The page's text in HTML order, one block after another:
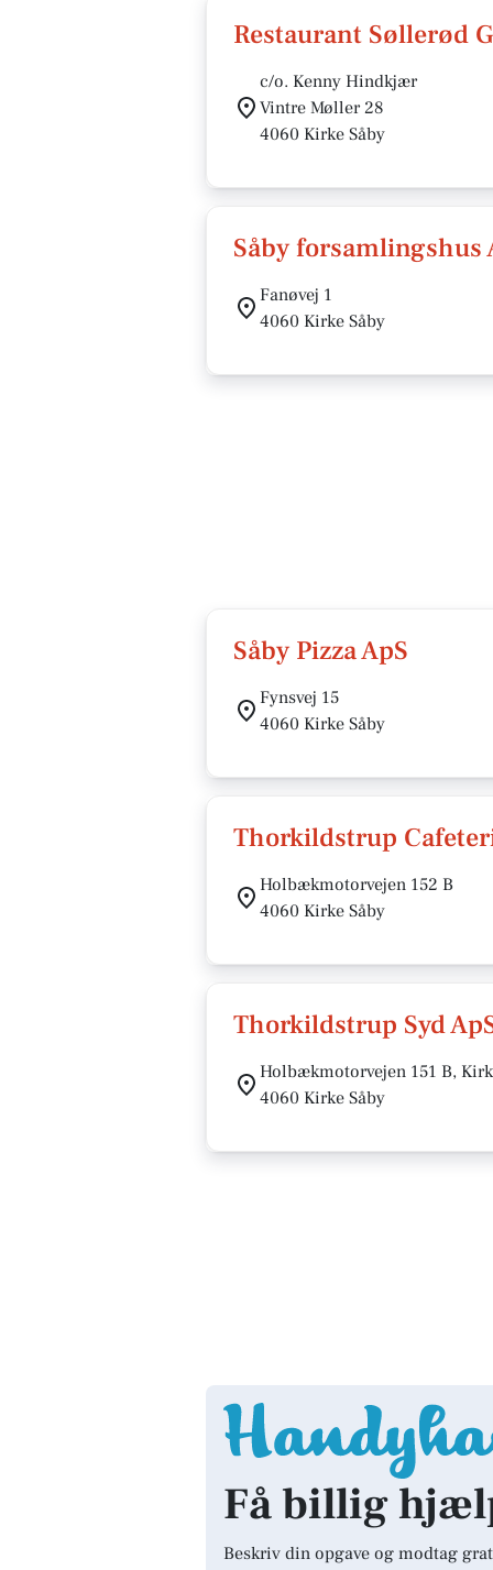
Restaurant Søllerød
c/o. Kenny Hindkjær
Vintre Møller 28
4060 Kirke Såby
Såby forsamlingshus
Fanøvej 1
4060 Kirke Såby
Såby Pizza ApS
Fynsvej 15
4060 Kirke Såby
Thorkildstrup
Holbækmotorvejen 152 B
4060 Kirke Såby
Thorkildstrup Syd
Holbækmotorvejen 151 B,
4060 Kirke Såby
Få billig
Beskriv din opgave og modtag